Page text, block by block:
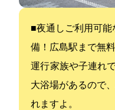
■夜通しご利用可能
備！JR広島駅まで無
運行 家族や子連れ
大浴場があるので
れますよ。